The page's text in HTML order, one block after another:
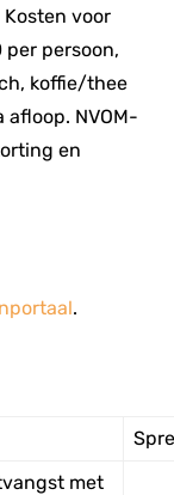
Kosten voor
per persoon,
koffie/thee
NVOM-
en
.
met